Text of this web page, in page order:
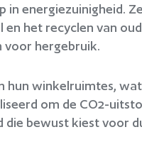
in energiezuinigheid.
en het recyclen van
voor hergebruik.
hun winkelruimtes,
om de CO2-
die bewust kiest voor